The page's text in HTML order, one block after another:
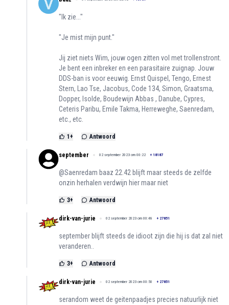
"Ik zie..."
"Je mist mijn punt."
Jij ziet niets Wim, jouw ogen zitten vol met trollenstront.
Je bent een inbreker en een parasitaire zuignap. Jouw
DDS-ban is voor eeuwig. Ernst Quispel, Tengo, Ernest
Stern, Lao Tse, Jacobus, Code 134, Simon, Graatsma,
Dopper, Isolde, Boudewijn Abbas , Danube, Cypres,
Ceteris Paribu, Emile Takma, Herreweghe, Saenredam,
etc., etc.
1 + Antwoord
september 02 september 2023 om 00:22 + 18187
@Saenredam baaz 22.42 blijft maar steeds de zelfde
onzin herhalen verdwijn hier maar niet
3+ Antwoord
dirk-van-jurie 02 september 2023 om 00:48 + 27851
september blijft steeds de idioot zijn die hij is dat zal niet
veranderen..
3+ Antwoord
dirk-van-jurie 02 september 2023 om 00:50 + 27851
serandom weet de geitenpaadjes precies natuurlijk niet